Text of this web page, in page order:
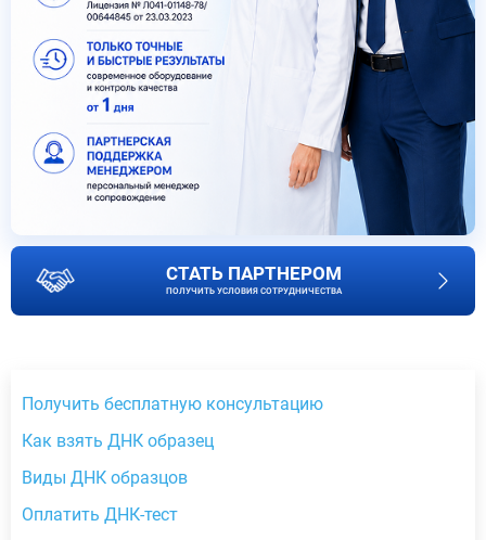
СТАТЬ ПАРТНЕРОМ
ПОЛУЧИТЬ УСЛОВИЯ СОТРУДНИЧЕСТВА
Получить бесплатную консультацию
Как взять ДНК образец
Виды ДНК образцов
Оплатить ДНК-тест